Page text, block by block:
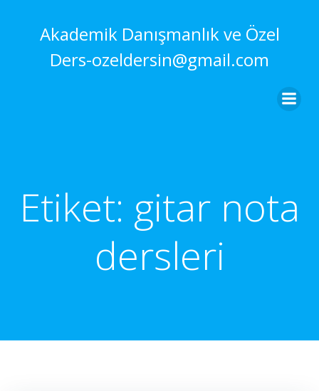
Akademik Danışmanlık ve Özel
Ders-ozeldersin@gmail.com
Etiket: gitar nota
dersleri